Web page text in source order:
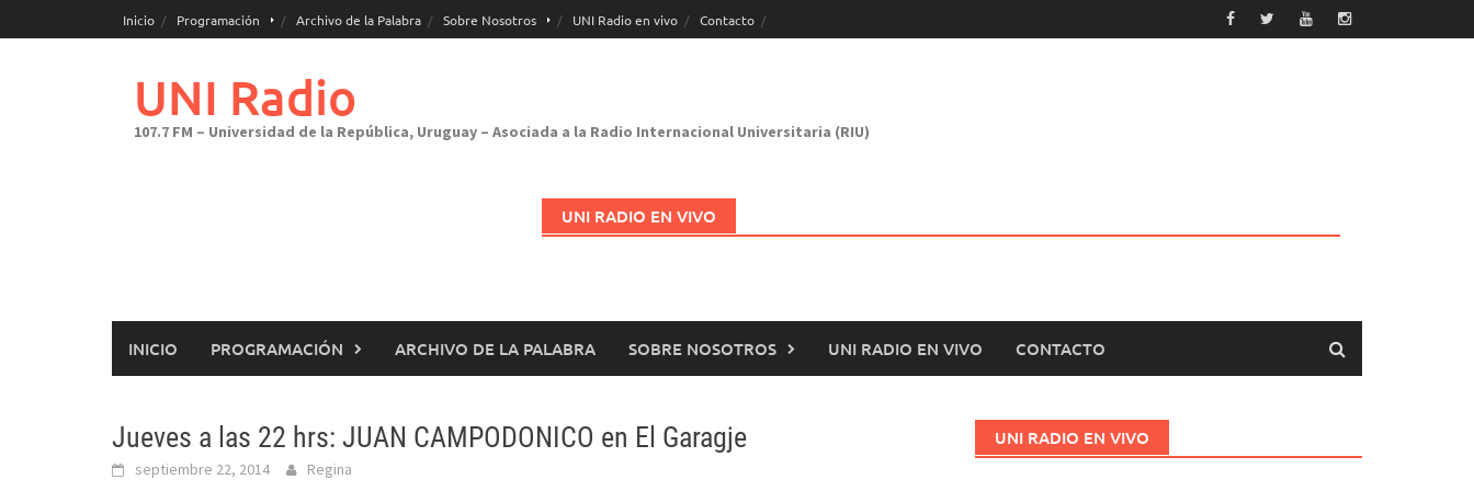
al
Inicio Programación Archivo de la Palabra Sobre Nosotros UNI Radio en vivo Contacto
UNI Radio
107.7 FM – Universidad de la República, Uruguay – Asociada a la Radio Internacional Universitaria (RIU)
UNI RADIO EN VIVO
INICIO PROGRAMACIÓN ARCHIVO DE LA PALABRA SOBRE NOSOTROS UNI RADIO EN VIVO CONTACTO
Jueves a las 22 hrs: JUAN CAMPODONICO en El Garagje
septiembre 22, 2014 Regina
UNI RADIO EN VIVO